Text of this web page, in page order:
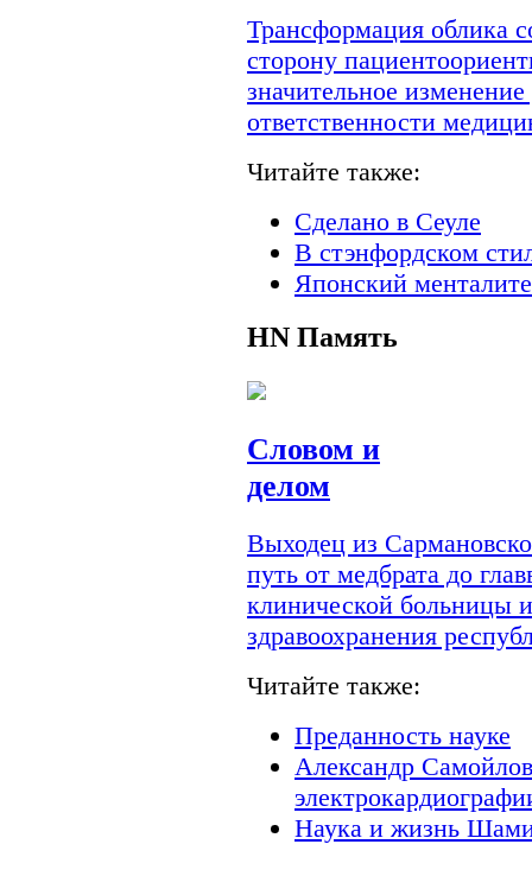
Трансформация облика
сторону
значительное
ответственности
Читайте также:
Сделано в Сеуле
В стэнфордском
Японский
HN Память
Словом и
делом
Выходец из
путь от медбрата до
клинической больницы
здравоохранения
Читайте также:
Преданность науке
Александр
Наука и жизнь